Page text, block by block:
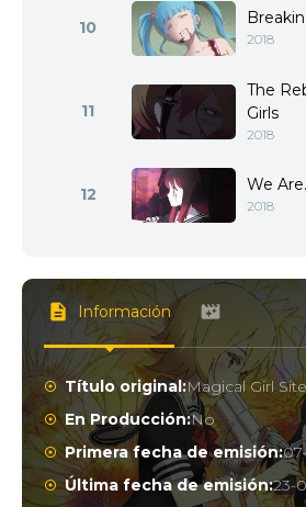
10
2018
11
The
Girls
2018
12 We
2018
Información
Título original:Magical Girl
En Producción:No
Primera fecha de emisión:
Última fecha de emisión:23-